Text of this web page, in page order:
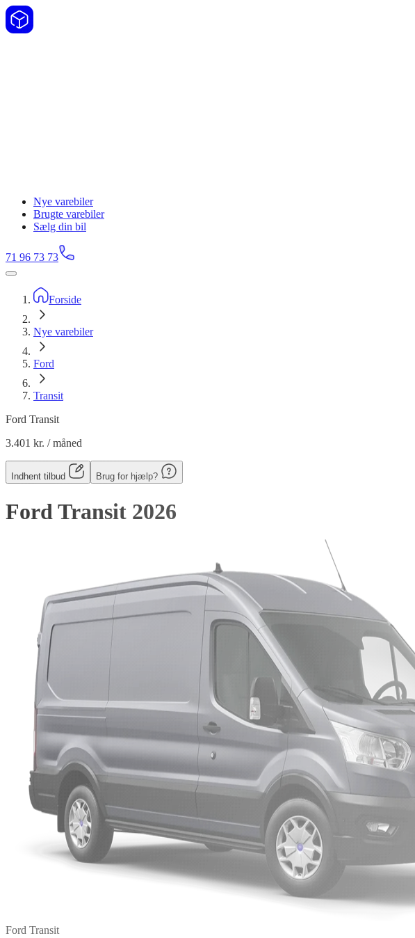
Nye varebiler
Brugte varebiler
Sælg din bil
71 96 73 73
Forside
Nye varebiler
Ford
Transit
Ford Transit
3.401 kr. / måned
Indhent tilbud Brug for hjælp?
Ford Transit 2026
Ford Transit